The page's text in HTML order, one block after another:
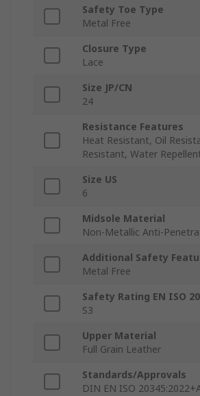
Safety Toe Type
Metal Free
Closure Type
Lace
Size JP/CN
24
Resistance Features
Heat Resistant, Oil
Resistant, Water
Size US
6
Midsole Material
Non-Metallic Anti-
Additional Safety
Metal Free
Safety Rating EN ISO
S3
Upper Material
Full Grain Leather
Standards/Approvals
DIN EN ISO